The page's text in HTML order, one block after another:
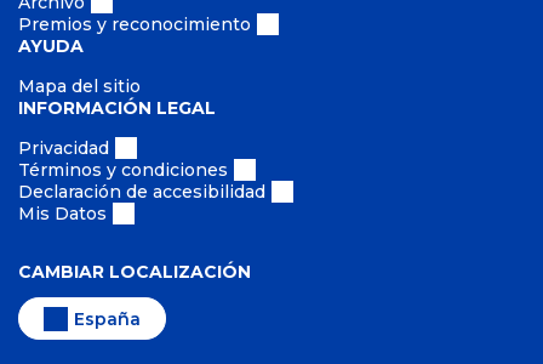
Premios y reconocimiento
AYUDA
Mapa del sitio
INFORMACIÓN LEGAL
Privacidad
Términos y condiciones
Declaración de accesibilidad
Mis Datos
CAMBIAR LOCALIZACIÓN
España